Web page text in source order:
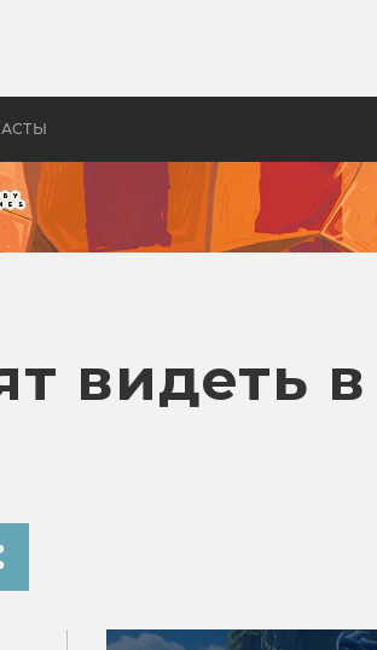
готические фильмы
видеть в